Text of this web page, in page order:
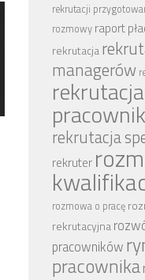
rekrutacji
rozmowy raport
rekrutacja
managerów
rekrutacja
rekrutacja
rekruter
rozmowa o pracę
rekrutacyjna
pracowników
pracownika